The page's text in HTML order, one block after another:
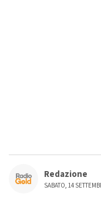
Redazione
SABATO, 14